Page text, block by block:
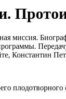
миссия.
Константин